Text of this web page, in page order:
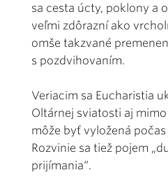
sa cesta úcty, poklony a
veľmi zdôrazní ako
omše takzvané
s pozdvihovaním.
Veriacim sa Eucharistia
Oltárnej sviatosti aj
môže byť vyložená
Rozvinie sa tiež pojem
prijímania“.